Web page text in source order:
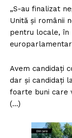
„S-au finalizat
Unită şi românii
pentru locale, în
Avem candidaţi
dar şi candidaţi
foarte buni care
(…)